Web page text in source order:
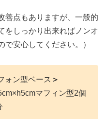
善点もありますが、一般的
をしっかり出来ればノンオ
安心してください。）
ン型ベース ＞
マフィン型2個